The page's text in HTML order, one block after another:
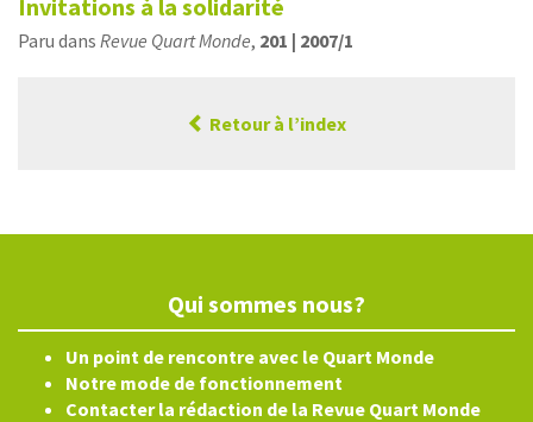
Invitations à la solidarité
Paru dans Revue Quart Monde, 201 | 2007/1
Retour à l’index
Qui sommes nous?
Un point de rencontre avec le Quart Monde
Notre mode de fonctionnement
Contacter la rédaction de la Revue Quart Monde